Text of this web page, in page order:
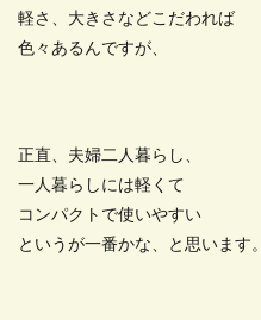
軽さ、大きさなどこだわれば
色々あるんですが、
正直、夫婦二人暮らし、
一人暮らしには軽くて
コンパクトで使いやすい
というが一番かな、と思います。